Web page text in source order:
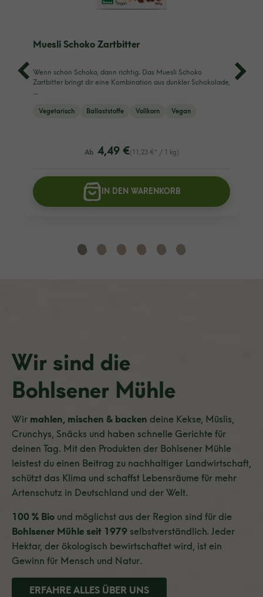
Muesli Schoko Zartbitter
Vegetarisch Ballaststoffe Vollkorn Vegan
Wenn schon Schoko, dann richtig. Das Muesli Schoko
Zartbitter bringt dir eine Kombination aus dunkler Schokolade,
…
(11,23 €* / 1 kg)
listing.regularPriceLabel
Ab 4,49 €
IN DEN WARENKORB
Wir sind die
Bohlsener Mühle
Wir mahlen, mischen & backen deine Kekse, Müslis,
Crunchys, Snäcks und haben schnelle Gerichte für
deinen Tag. Mit den Produkten der Bohlsener Mühle
leistest du einen Beitrag zu nachhaltiger Landwirtschaft,
schützt das Klima und schaffst Lebensräume für mehr
Artenschutz in Deutschland und der Welt.
100 % Bio und möglichst aus der Region sind für die
Bohlsener Mühle seit 1979 selbstverständlich. Jeder
Hektar, der ökologisch bewirtschaftet wird, ist ein
Gewinn für Mensch und Natur.
ERFAHRE ALLES ÜBER UNS